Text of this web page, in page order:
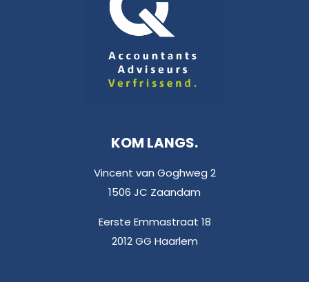
KOM LANGS.
Vincent van Goghweg 2
1506 JC Zaandam
Eerste Emmastraat 18
2012 GG Haarlem